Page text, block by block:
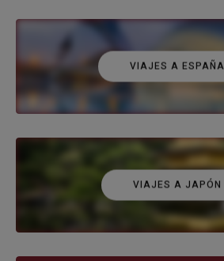
VIAJES A ESPAÑA
VIAJES A JAPÓN